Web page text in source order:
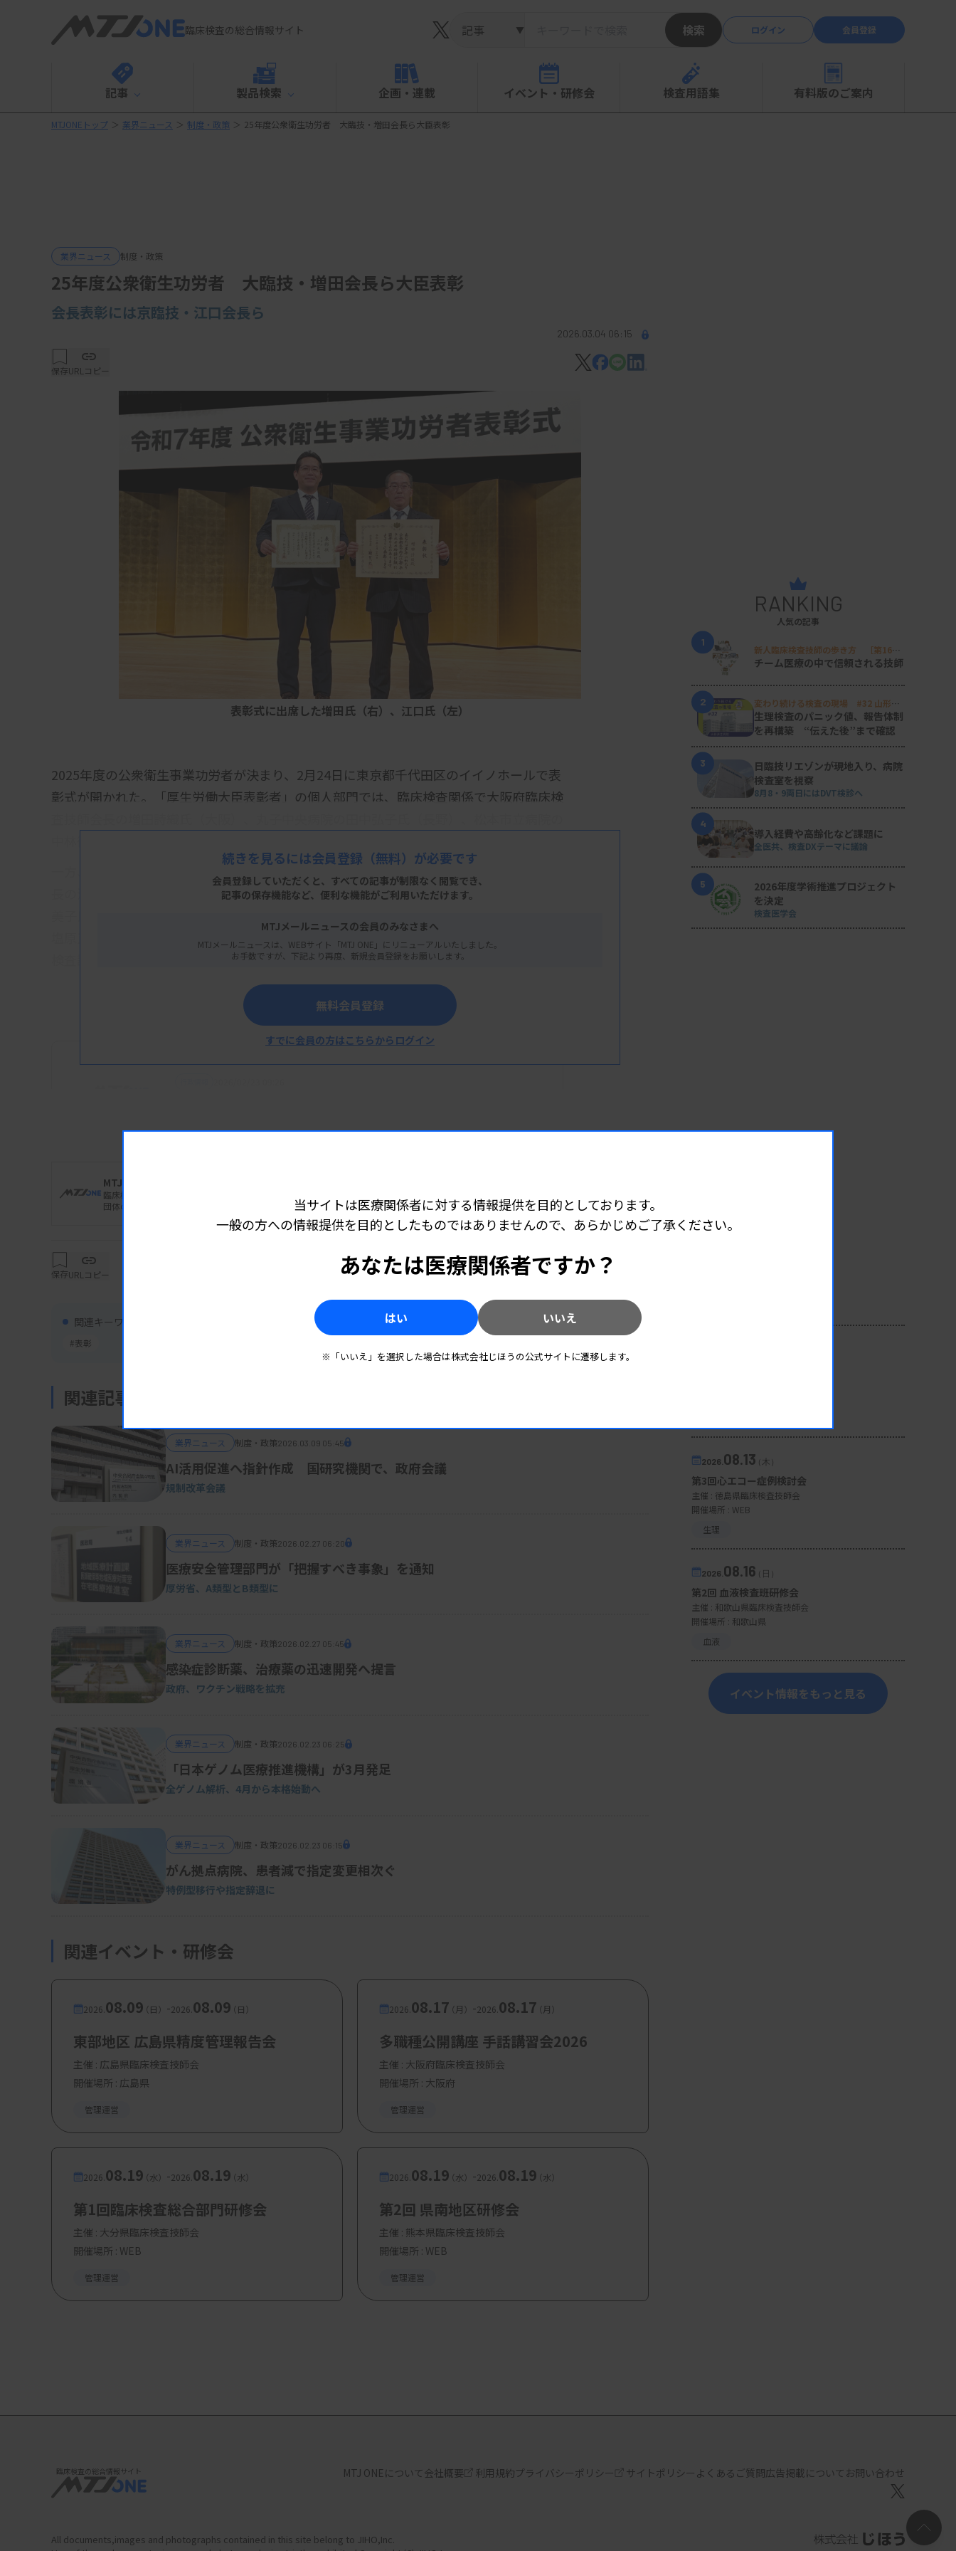
臨床検査の総合情報サイト ▼ 検索 ログイン 会員登録
記事 製品検索 企画・連載 イベント・研修会 検査用語集 有料版のご案内
MTJONEトップ ＞ 業界ニュース ＞ 制度・政策 ＞ 25年度公衆衛生功労者 大臨技・増田会長ら大臣表彰
業界ニュース 制度・政策
25年度公衆衛生功労者 大臨技・増田会長ら大臣表彰
会長表彰には京臨技・江口会長ら
2026.03.04 06:15
保存URLコピー
表彰式に出席した増田氏（右）、江口氏（左）
2025年度の公衆衛生事業功労者が決まり、2月24日に東京都千代田区のイイノホールで表
彰式が開かれた。「厚生労働大臣表彰者」の個人部門では、臨床検査関係で大阪府臨床検
一方、同功労者の「日本公衆衛生協会会長表彰」の個人部門では、京都府臨床検査技師会
長の江口光徳氏（京都）、上川総合振興局保健環境部保健行政室（上川保健所）の田中久
塩原正枝氏（群馬）、三重県健康管理事業センターの一志浩司氏（三重）、甲賀病院臨床
検査課の北村友利子氏（滋賀）らが受賞した。
続きを見るには会員登録 （無料）が必要です
会員登録していただくと、すべての記事が制限なく閲覧でき、
記事の保存機能など、便利な機能がご利用いただけます。
MTJメールニュースの会員のみなさまへ
MTJメールニュースは、WEBサイト「MTJ ONE」にリニューアルいたしました。
お手数ですが、下記より再度、新規会員登録をお願いします。
無料会員登録
すでに会員の方はこちらからログイン
MTJ編集部
臨床検査業界の“いま”を的確に捉え、臨床検査技師一人ひとりを支える情報を発信していきます。検査制度や政策をはじめ、関係学会や職能
団体のトピックス、装置試薬など技術革新の動向まで幅広く取材・編集。ニュース以外の連載、企画、動画もお届けしていきます。
保存URLコピー
関連キーワード
#表彰
関連記事
業界ニュース 制度・政策2026.03.09 05:45
AI活用促進へ指針作成 国研究機関で、政府会議
規制改革会議
業界ニュース 制度・政策2026.02.27 06:20
医療安全管理部門が「把握すべき事象」を通知
厚労省、A類型とB類型に
業界ニュース 制度・政策2026.02.27 05:45
感染症診断薬、治療薬の迅速開発へ提言
政府、ワクチン戦略を拡充
業界ニュース 制度・政策2026.02.23 06:25
「日本ゲノム医療推進機構」が3月発足
全ゲノム解析、4月から本格始動へ
業界ニュース 制度・政策2026.02.23 06:15
がん拠点病院、患者減で指定変更相次ぐ
特例型移行や指定辞退に
関連イベント・研修会
2026.08.09（日） -2026.08.09（日）
東部地区 広島県精度管理報告会
主催 : 広島県臨床検査技師会
開催場所 : 広島県
管理運営
2026.08.17（月） -2026.08.17（月）
多職種公開講座 手話講習会2026
主催 : 大阪府臨床検査技師会
開催場所 : 大阪府
管理運営
2026.08.19（水） -2026.08.19（水）
第1回臨床検査総合部門研修会
主催 : 大分県臨床検査技師会
開催場所 : WEB
管理運営
2026.08.19（水） -2026.08.19（水）
第2回 県南地区研修会
主催 : 熊本県臨床検査技師会
開催場所 : WEB
管理運営
RANKING
人気の記事
1
新人臨床検査技師の歩き方 ［第16
回］
チーム医療の中で信頼される技師
2
変わり続ける検査の現場 #32 山形済
生病院
生理検査のパニック値、報告体制
を再構築 “伝えた後”まで確認
3
日臨技リエゾンが現地入り、病院
検査室を視察
8月8・9両日にはDVT検診へ
4
導入経費や高齢化など課題に
全医共、検査DXテーマに議論
5
2026年度学術推進プロジェクト
を決定
検査医学会
08.09
2026. 08.13（木）
第3回心エコー症例検討会
主催 : 徳島県臨床検査技師会
開催場所 : WEB
生理
2026. 08.16（日）
第2回 血液検査班研修会
主催 : 和歌山県臨床検査技師会
開催場所 : 和歌山県
血液
イベント情報をもっと見る
臨床検査の総合情報サイト MTJ ONEについて会社概要 利用規約プライバシーポリシー サイトポリシー よくあるご質問広告掲載について お問い合わせ
All documents,images and photographs contained in this site belong to JIHO,Inc.
当サイトは医療関係者に対する情報提供を目的としております。
一般の方への情報提供を目的としたものではありませんので、あらかじめご了承ください。
あなたは医療関係者ですか？
はい いいえ
※「いいえ」を選択した場合は株式会社じほうの公式サイトに遷移します。